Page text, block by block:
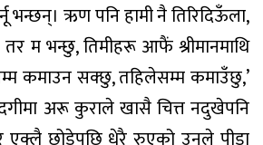
भन्छन्। ऋण पनि हामी नै तिरिदिऊँला,
म भन्छु, तिमीहरू आफैं श्रीमानमाथि
कमाउन सक्छु, तहिलेसम्म कमाउँछु,’
अरू कुराले खासै चित्त नदुखेपनि